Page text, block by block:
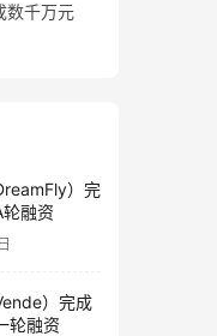
数千万元
）完
融资
）完成
轮融资